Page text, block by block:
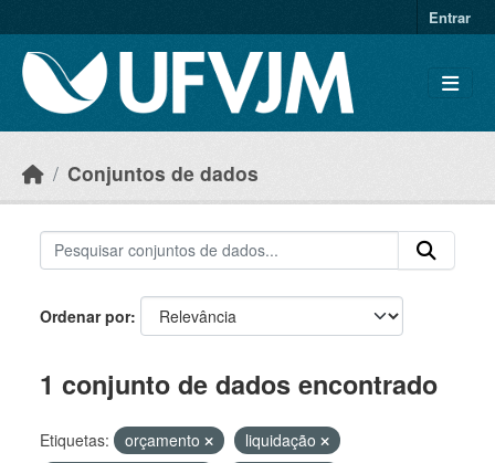
Entrar
Conjuntos de dados
Ordenar por
1 conjunto de dados encontrado
Etiquetas: orçamento
liquidação